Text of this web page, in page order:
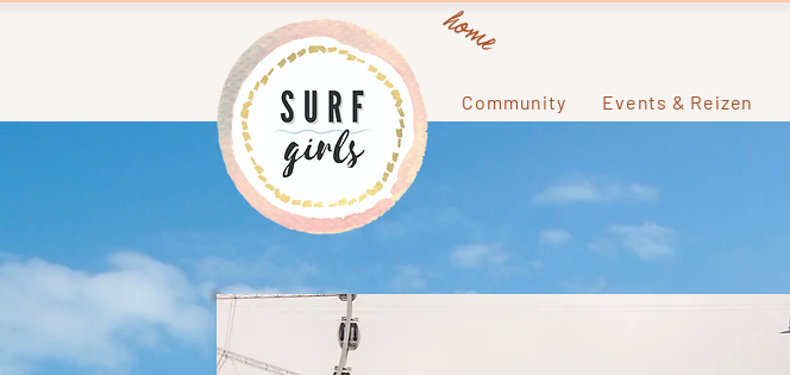
Community Events & Reizen
home